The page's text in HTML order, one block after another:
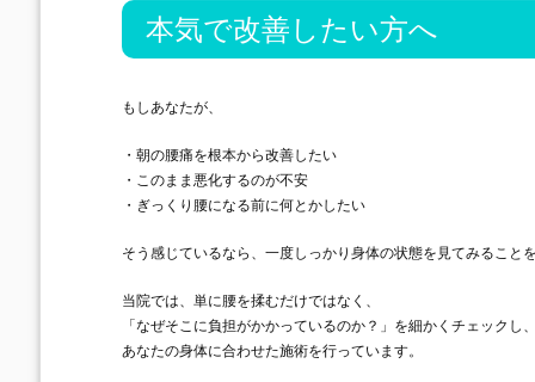
本気で改善したい方へ
もしあなたが、
・朝の腰痛を根本から改善したい
・このまま悪化するのが不安
・ぎっくり腰になる前に何とかしたい
そう感じているなら、一度しっかり身体の状態を見てみること
当院では、単に腰を揉むだけではなく、
「なぜそこに負担がかかっているのか？」を細かくチェックし
あなたの身体に合わせた施術を行っています。